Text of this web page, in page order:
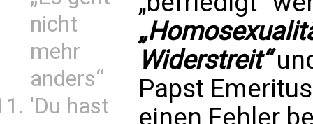
nicht
mehr
anders“
'Du hast
Widerstreit“
Papst
einen Fehler